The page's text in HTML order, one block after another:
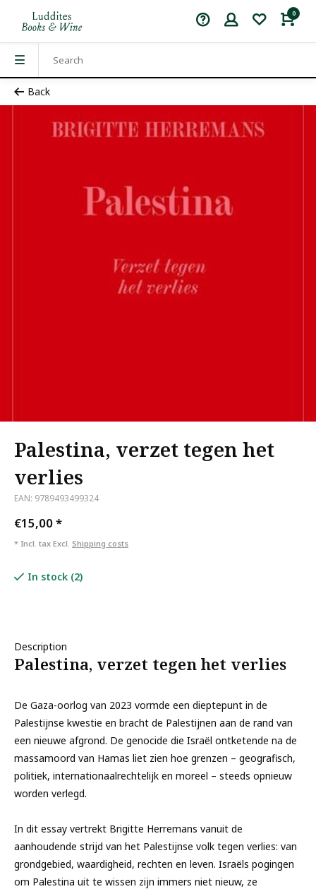
0
Back
Palestina, verzet tegen het
verlies
EAN: 9789493499324
€15,00*
* Incl. tax Excl. Shipping costs
In stock (2)
Description
Palestina, verzet tegen het verlies
De Gaza-oorlog van 2023 vormde een dieptepunt in de
Palestijnse kwestie en bracht de Palestijnen aan de rand van
een nieuwe afgrond. De genocide die Israël ontketende na de
massamoord van Hamas liet zien hoe grenzen – geografisch,
politiek, internationaalrechtelijk en moreel – steeds opnieuw
worden verlegd.
In dit essay vertrekt Brigitte Herremans vanuit de
aanhoudende strijd van het Palestijnse volk tegen verlies: van
grondgebied, waardigheid, rechten en leven. Israëls pogingen
om Palestina uit te wissen zijn immers niet nieuw, ze